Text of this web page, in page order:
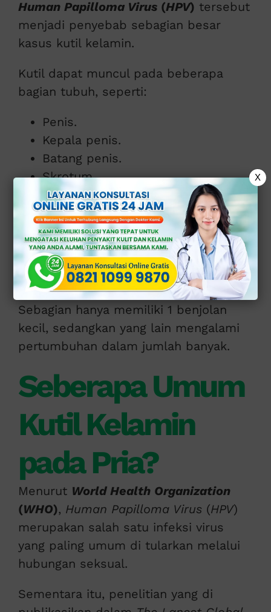
Human Papilloma Virus(HPV) tersebut
menjadi penyebab sebagian besar
kasus kutil kelamin.
Kutil dapat muncul pada beberapa
bagian tubuh, seperti:
Penis.
Kepala penis.
Batang penis.
Skrotum.
Area selangkangan.
Sekitar anus.
Saluran uretra (lebih jarang).
Ukuran dan jumlahnya dapat berbeda-
beda pada setiap orang.
Sebagian hanya memiliki 1 benjolan
kecil, sedangkan yang lain mengalami
pertumbuhan dalam jumlah banyak.
Seberapa Umum
Kutil Kelamin
pada Pria?
Menurut World Health Organization
(WHO), Human Papilloma Virus (HPV)
merupakan salah satu infeksi virus
yang paling umum di tularkan melalui
hubungan seksual.
Sementara itu, penelitian yang di
X